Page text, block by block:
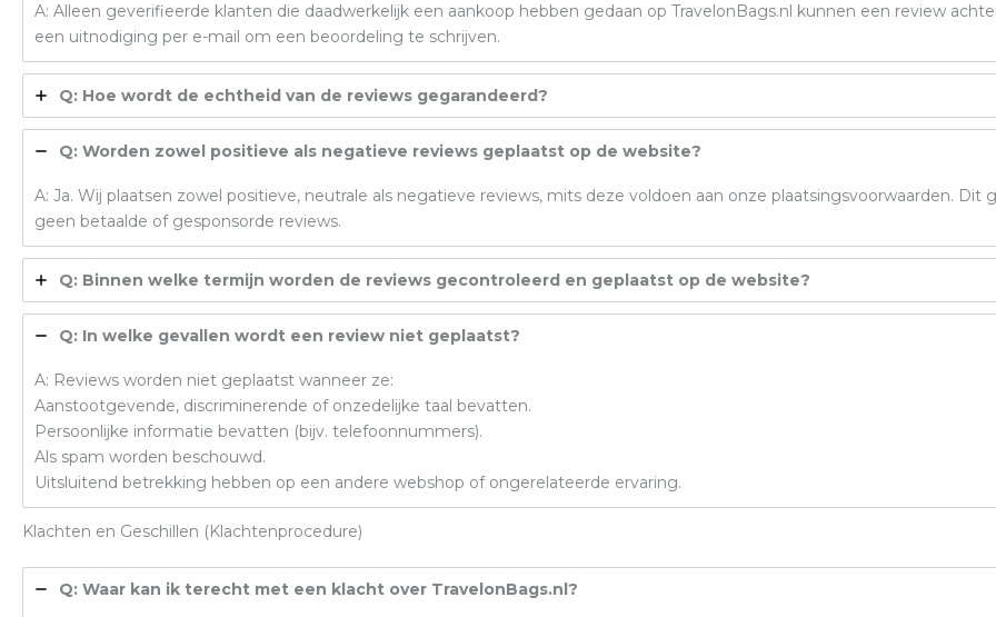
A: Alleen geverifieerde klanten die daadwerkelijk een aankoop hebben gedaan op TravelonBags.nl kunnen een review
een uitnodiging per e-mail om een beoordeling te schrijven.
Q: Hoe wordt de echtheid van de reviews gegarandeerd?
Q: Worden zowel positieve als negatieve reviews geplaatst op de website?
A: Ja. Wij plaatsen zowel positieve, neutrale als negatieve reviews, mits deze voldoen aan onze plaatsingsvoorwaarden.
geen betaalde of gesponsorde reviews.
Q: Binnen welke termijn worden de reviews gecontroleerd en geplaatst op de website?
Q: In welke gevallen wordt een review niet geplaatst?
A: Reviews worden niet geplaatst wanneer ze:
Aanstootgevende, discriminerende of onzedelijke taal bevatten.
Persoonlijke informatie bevatten (bijv. telefoonnummers).
Als spam worden beschouwd.
Uitsluitend betrekking hebben op een andere webshop of ongerelateerde ervaring.
Klachten en Geschillen (Klachtenprocedure)
Q: Waar kan ik terecht met een klacht over TravelonBags.nl?